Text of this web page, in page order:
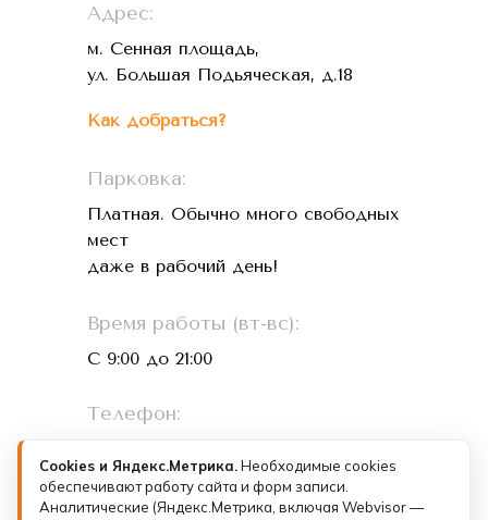
Телефон:
Время работы (вт-вс):
Адрес:
Парковка:
С 9:00 до 21:00
м. Сенная площадь,
ул. Большая Подьяческая, д.18
Платная. Обычно много свободных
мест
даже в рабочий день!
Лицензии и документы
Как добраться?
Cookies и Яндекс.Метрика.Необходимые cookies
обеспечивают работу сайта и форм записи.
Аналитические (Яндекс.Метрика, включая Webvisor —